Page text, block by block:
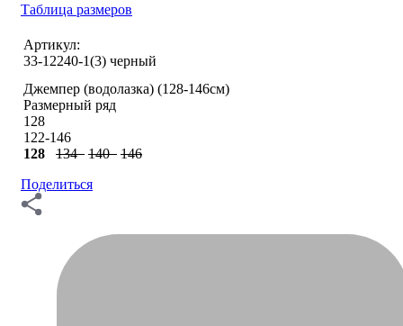
Таблица размеров
Артикул:
33-12240-1(3) черный
Джемпер (водолазка) (128-146см)
Размерный ряд
128
122-146
128
134 140 146
Поделиться